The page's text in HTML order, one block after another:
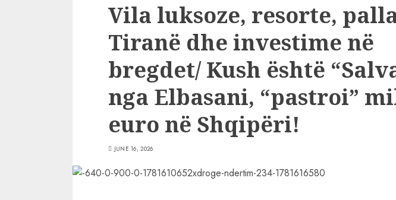
Vila luksoze, resorte,
Tiranë dhe investime në
bregdet/ Kush është
nga Elbasani, “pastroi”
euro në Shqipëri!
JUNE 16, 2026